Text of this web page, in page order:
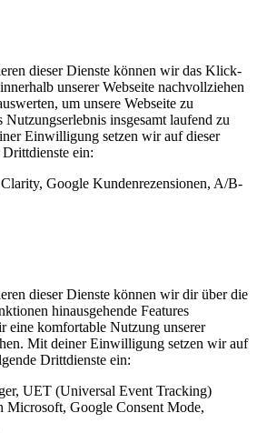
dieser Dienste können wir das Klick-
unserer Webseite nachvollziehen
um unsere Webseite zu
Nutzungserlebnis insgesamt laufend zu
Einwilligung setzen wir auf dieser
ein:
Google Kundenrezensionen, A/B-
dieser Dienste können wir dir über die
hinausgehende Features
eine komfortable Nutzung unserer
Mit deiner Einwilligung setzen wir auf
Drittdienste ein:
UET (Universal Event Tracking)
Microsoft, Google Consent Mode,